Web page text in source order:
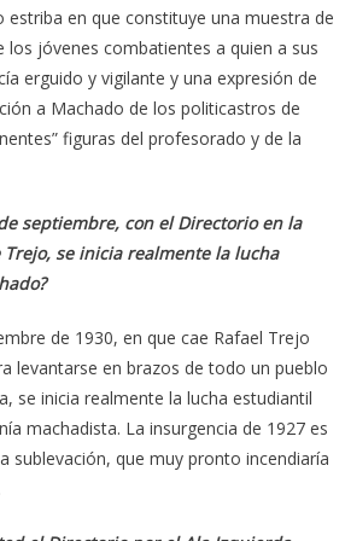
estriba en que constituye una muestra de
los jóvenes combatientes a quien a sus
erguido y vigilante y una expresión de
a Machado de los politicastros de
figuras del profesorado y de la
septiembre, con el Directorio en la
se inicia realmente la lucha
de 1930, en que cae Rafael Trejo
levantarse en brazos de todo un pueblo
se inicia realmente la lucha estudiantil
machadista. La insurgencia de 1927 es
sublevación, que muy pronto incendiaría